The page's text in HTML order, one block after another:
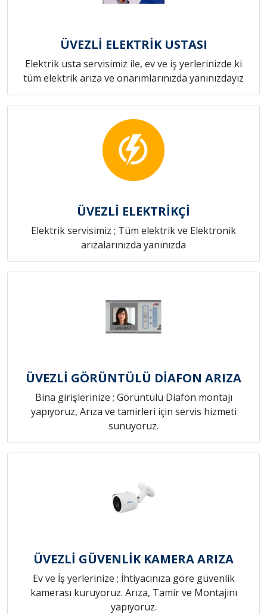
ÜVEZLİ ELEKTRİK USTASI
Elektrik usta servisimiz ile, ev ve iş yerlerinizde ki
tüm elektrik arıza ve onarımlarınızda yanınızdayız
ÜVEZLİ ELEKTRİKÇİ
Elektrik servisimiz ; Tüm elektrik ve Elektronik
arızalarınızda yanınızda
ÜVEZLİ GÖRÜNTÜLÜ DİAFON ARIZA
Bina girişlerinize ; Görüntülü Diafon montajı
yapıyoruz, Arıza ve tamirleri için servis hizmeti
sunuyoruz.
ÜVEZLİ GÜVENLİK KAMERA ARIZA
Ev ve İş yerlerinize ; İhtiyacınıza göre güvenlik
kamerası kuruyoruz. Arıza, Tamir ve Montajını
yapıyoruz.